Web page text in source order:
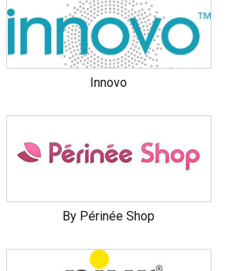
Innovo
By Périnée Shop